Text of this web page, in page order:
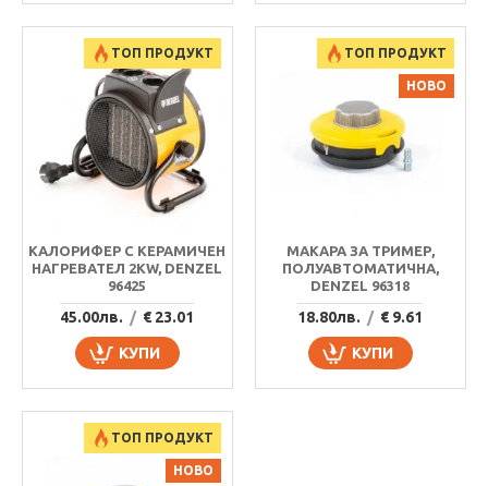
ТОП ПРОДУКТ
КАЛОРИФЕР С КЕРАМИЧЕН
НАГРЕВАТЕЛ 2KW, DENZEL
96425
45.00лв. / € 23.01
КУПИ
ТОП ПРОДУКТ
НОВО
МАКАРА ЗА ТРИМЕР,
ПОЛУАВТОМАТИЧНА,
DENZEL 96318
18.80лв. / € 9.61
КУПИ
ТОП ПРОДУКТ
НОВО